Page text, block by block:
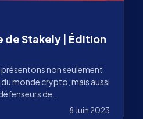
de Stakely | Édition
non seulement
monde crypto, mais aussi
de
8 Juin 2023